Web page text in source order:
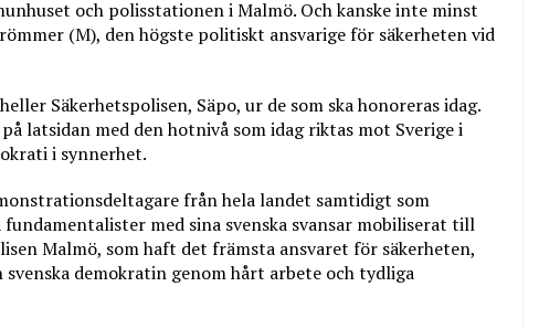
och polisstationen i Malmö. Och kanske inte minst
(M), den högste politiskt ansvarige för säkerheten vid
Säkerhetspolisen, Säpo, ur de som ska honoreras idag.
latsidan med den hotnivå som idag riktas mot Sverige i
i synnerhet.
från hela landet samtidigt som
fundamentalister med sina svenska svansar mobiliserat till
Malmö, som haft det främsta ansvaret för säkerheten,
svenska demokratin genom hårt arbete och tydliga